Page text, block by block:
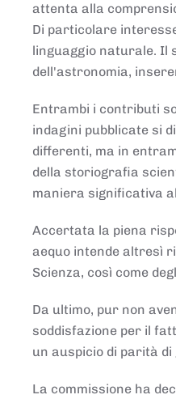
attenta alla
Di particolare
linguaggio naturale. Il
dell'astronomia,
Entrambi i contributi
indagini pubblicate si
differenti, ma in
della storiografia
maniera significativa
Accertata la piena
aequo intende altresì
Scienza, così come
Da ultimo, pur non
soddisfazione per il
un auspicio di parità
La commissione ha